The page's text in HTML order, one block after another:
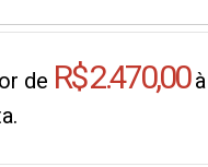
de R$ 2.470,00à